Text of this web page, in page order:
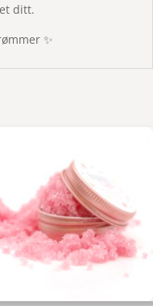
ditt.
✨